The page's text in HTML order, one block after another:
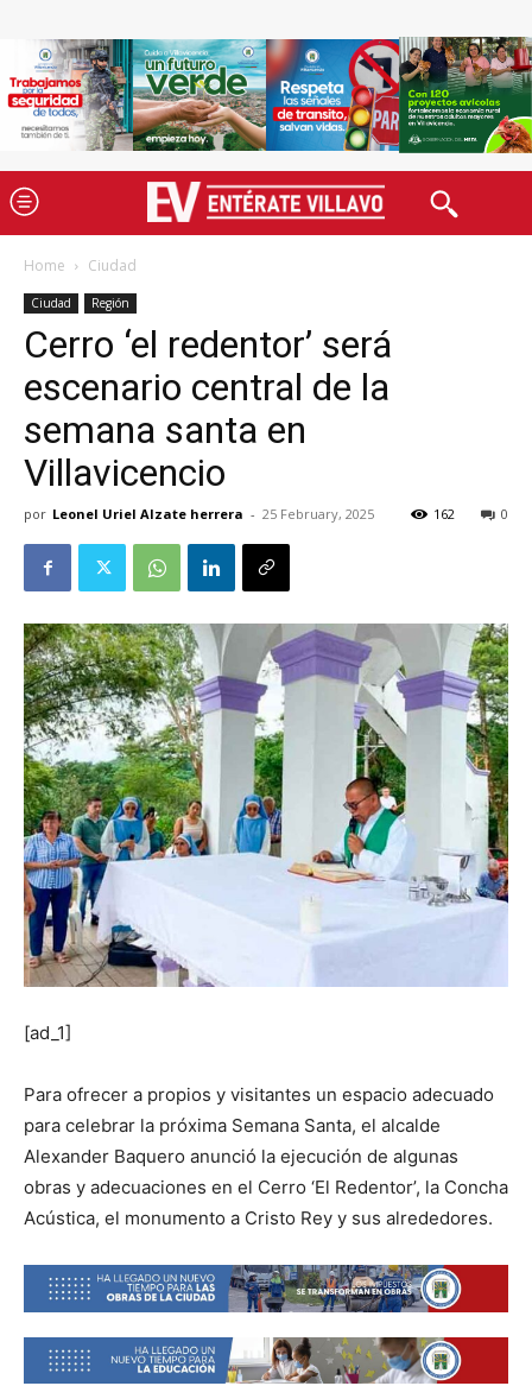
Home Ciudad
Ciudad Región
Cerro ‘el redentor’ será
escenario central de la
semana santa en
Villavicencio
por Leonel Uriel Alzate herrera - 25 February, 2025 0
162
[ad_1]
Para ofrecer a propios y visitantes un espacio adecuado
para celebrar la próxima Semana Santa, el alcalde
Alexander Baquero anunció la ejecución de algunas
obras y adecuaciones en el Cerro ‘El Redentor’, la Concha
Acústica, el monumento a Cristo Rey y sus alrededores.